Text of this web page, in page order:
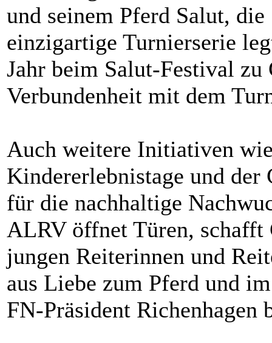
und seinem Pferd Salut,
einzigartige Turnierserie
Jahr beim Salut-Festival
Verbundenheit mit dem
Auch weitere Initiativen
Kindererlebnistage und der
für die nachhaltige
ALRV öffnet Türen, schafft
jungen Reiterinnen und
aus Liebe zum Pferd und
FN-Präsident Richenhagen